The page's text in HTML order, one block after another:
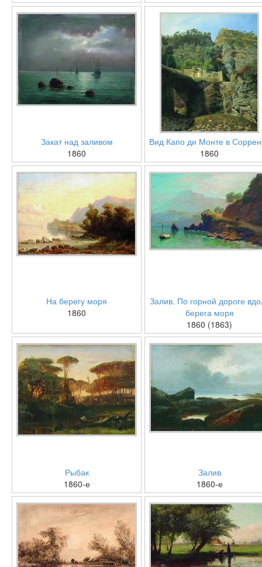
Закат над заливом
1860
Вид Капо ди Монте в
1860
На берегу моря
1860
Залив. По горной дороге
берега моря
1860 (1863)
Рыбак
1860-е
Залив
1860-е